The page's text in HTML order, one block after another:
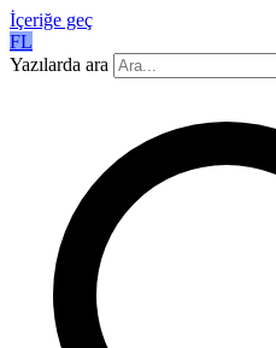
İçeriğe geç
FL
Yazılarda ara